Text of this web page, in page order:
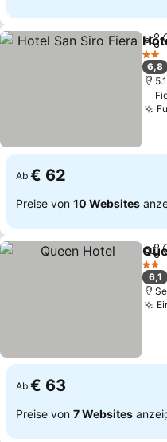
2
6,8
Ab € 62
Preise von 10 Websites
2
6,1
Ab € 63
Preise von 7 Websites